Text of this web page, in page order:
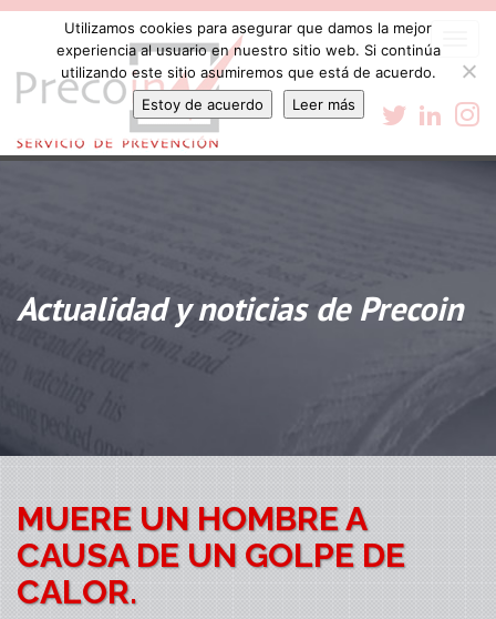
Actualidad y noticias de Precoin
MUERE UN HOMBRE A
CAUSA DE UN GOLPE DE
CALOR.
Utilizamos cookies para asegurar que damos la mejor
experiencia al usuario en nuestro sitio web. Si continúa
utilizando este sitio asumiremos que está de acuerdo.
Estoy de acuerdo
Leer más